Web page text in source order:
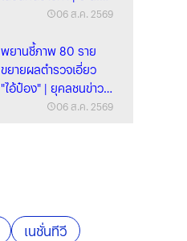
69 | PART 06 ส.ค. 2569
พยานชี้ภาพ 80 ราย
ขยายผลตำรวจเอี่ยว
"ไอ้ป๋อง" | ยุคลชนข่าว |
6 ส.ค. 69 06 ส.ค. 2569
เนชั่นทีวี